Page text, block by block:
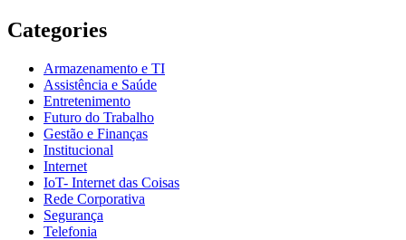
Categories
Armazenamento e TI
Assistência e Saúde
Entretenimento
Futuro do Trabalho
Gestão e Finanças
Institucional
Internet
IoT- Internet das Coisas
Rede Corporativa
Segurança
Telefonia